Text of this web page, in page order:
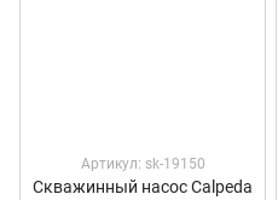
Артикул: sk-19150
Скважинный насос Calpeda